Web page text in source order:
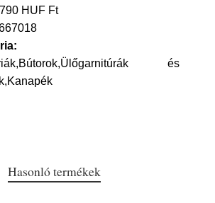
HUF Ft
és
Hasonló termékek